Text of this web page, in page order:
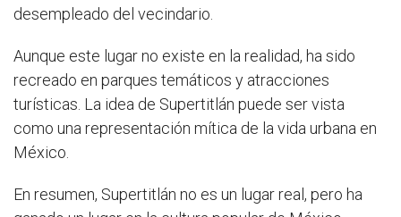
desempleado del vecindario.
Aunque este lugar no existe en la realidad, ha sido
recreado en parques temáticos y atracciones
turísticas. La idea de Supertitlán puede ser vista
como una representación mítica de la vida urbana en
México.
En resumen, Supertitlán no es un lugar real, pero ha